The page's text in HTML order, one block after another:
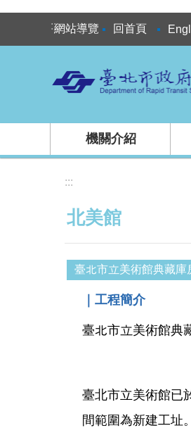
跳到主要內容區塊
:::網站導覽 回首頁
機關介紹
:::
北美館
臺北市立美術館典藏庫
｜工程簡介
臺北市立美術館典
臺北市立美術館已
間範圍為新建工址